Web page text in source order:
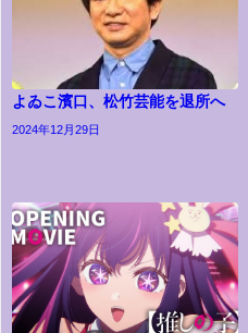
よゐこ濱口、松竹芸能を退所へ
2024年12月29日